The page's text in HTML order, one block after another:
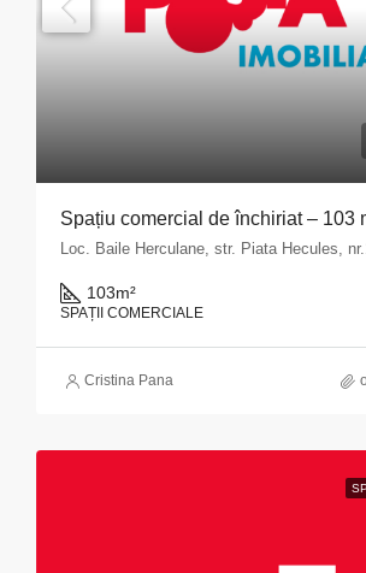
Loc. Baile Herculane, str. Piata Hecules,
103m²
SPAȚII COMERCIALE
Cristina Pana